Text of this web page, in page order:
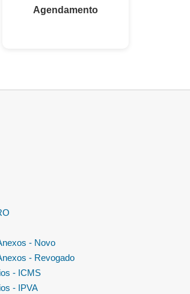
Agendamento
- Novo
- Revogado
- ICMS
- IPVA